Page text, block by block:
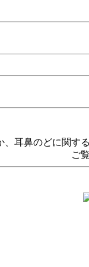
、耳鼻のどに関す
ご